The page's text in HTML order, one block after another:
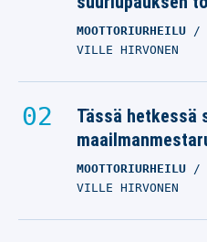
MOOTTORIURHEILU
VILLE HIRVONEN
Tässä hetkessä
MOOTTORIURHEILU
VILLE HIRVONEN